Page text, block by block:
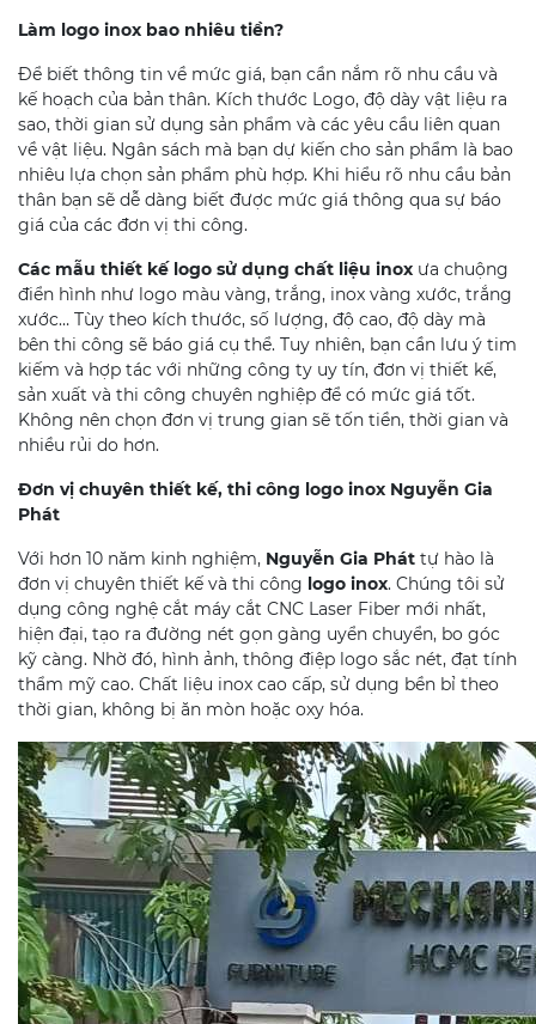
Làm logo inox bao nhiêu tiền?
Để biết thông tin về mức giá, bạn cần nắm rõ nhu cầu và
kế hoạch của bản thân. Kích thước Logo, độ dày vật liệu ra
sao, thời gian sử dụng sản phẩm và các yêu cầu liên quan
về vật liệu. Ngân sách mà bạn dự kiến cho sản phẩm là bao
nhiêu lựa chọn sản phẩm phù hợp. Khi hiểu rõ nhu cầu bản
thân bạn sẽ dễ dàng biết được mức giá thông qua sự báo
giá của các đơn vị thi công.
Các mẫu thiết kế logo sử dụng chất liệu inox ưa chuộng
điển hình như logo màu vàng, trắng, inox vàng xước, trắng
xước… Tùy theo kích thước, số lượng, độ cao, độ dày mà
bên thi công sẽ báo giá cụ thể. Tuy nhiên, bạn cần lưu ý tim
kiếm và hợp tác với những công ty uy tín, đơn vị thiết kế,
sản xuất và thi công chuyên nghiệp để có mức giá tốt.
Không nên chọn đơn vị trung gian sẽ tốn tiền, thời gian và
nhiều rủi do hơn.
Đơn vị chuyên thiết kế, thi công logo inox Nguyễn Gia
Phát
Với hơn 10 năm kinh nghiệm, Nguyễn Gia Phát tự hào là
đơn vị chuyên thiết kế và thi công logo inox. Chúng tôi sử
dụng công nghệ cắt máy cắt CNC Laser Fiber mới nhất,
hiện đại, tạo ra đường nét gọn gàng uyển chuyển, bo góc
kỹ càng. Nhờ đó, hình ảnh, thông điệp logo sắc nét, đạt tính
thẩm mỹ cao. Chất liệu inox cao cấp, sử dụng bền bỉ theo
thời gian, không bị ăn mòn hoặc oxy hóa.